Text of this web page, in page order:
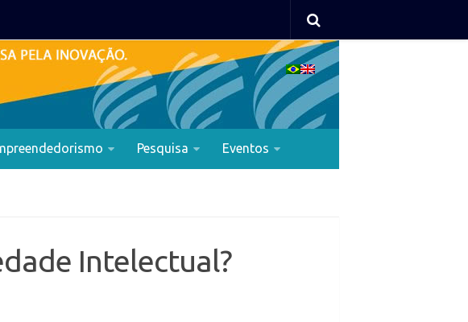
Pesquisa Eventos
Intelectual?